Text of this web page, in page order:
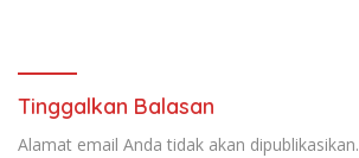
Tinggalkan Balasan
Alamat email Anda tidak akan dipublikasikan.